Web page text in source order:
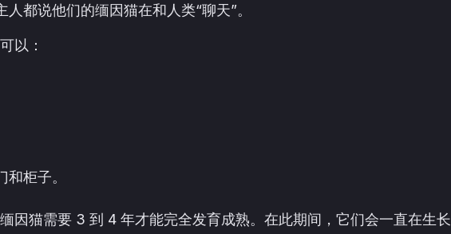
都说他们的缅因猫在和人类“聊天”。
以：
柜子。
因猫需要 3 到 4 年才能完全发育成熟。在此期间，它们会一直在生长